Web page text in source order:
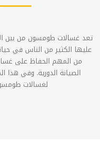
تعد غسالات طومسون من بين
عليها الكثير من الناس في
من المهم الحفاظ على
الصيانة الدورية. وفي هذا
لغسالات